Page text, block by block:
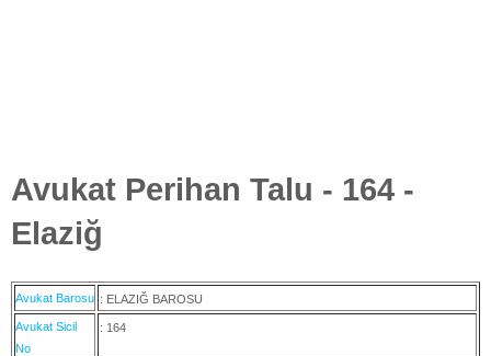
Avukat Perihan Talu - 164 -
Elaziğ
Avukat Barosu : ELAZIĞ BAROSU
Avukat Sicil
No
: 164